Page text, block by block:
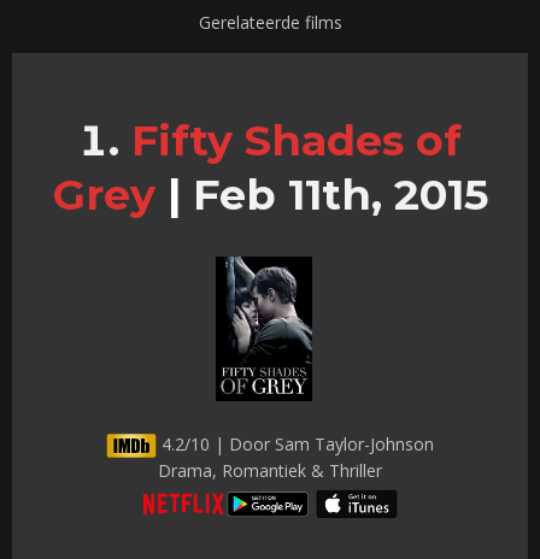
Gerelateerde films
Fifty Shades of
Grey | Feb 11th, 2015
4.2/10 | Door Sam Taylor-Johnson
Drama, Romantiek & Thriller